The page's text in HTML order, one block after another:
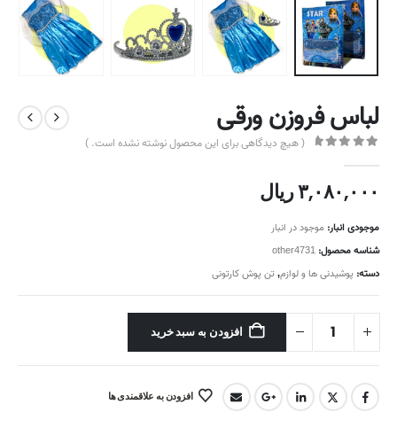
لباس فروزن ورقی
( هیچ دیدگاهی برای این محصول نوشته نشده است. )
۳,۰۸۰,۰۰۰ریال
موجودی انبار: موجود در انبار
شناسه محصول: other4731
دسته: پوشیدنی ها و لوازم, تن پوش کارتونی
افزودن به سبد خرید
افزودن به علاقمندی ها